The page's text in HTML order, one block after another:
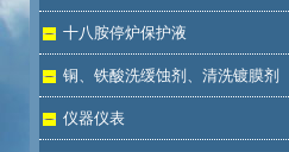
十八胺停炉保护液
铜、铁酸洗缓蚀剂、清洗镀膜剂
仪器仪表